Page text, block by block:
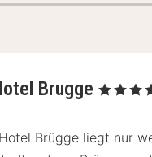
Brugge , 4 Sterne
Brügge liegt nur